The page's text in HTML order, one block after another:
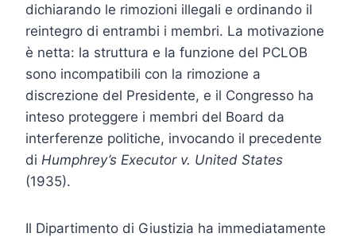
dichiarando le rimozioni illegali e ordinando il
reintegro di entrambi i membri. La motivazione
è netta: la struttura e la funzione del PCLOB
sono incompatibili con la rimozione a
discrezione del Presidente, e il Congresso ha
inteso proteggere i membri del Board da
interferenze politiche, invocando il precedente
di Humphrey’s Executor v. United States
(1935).
Il Dipartimento di Giustizia ha immediatamente